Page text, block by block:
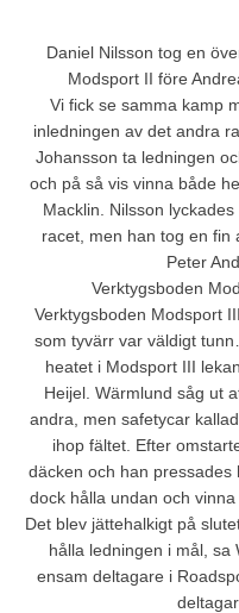
Daniel Nilsson tog en
Modsport II före
Vi fick se samma kamp
inledningen av det andra
Johansson ta ledningen
och på så vis vinna både
Macklin. Nilsson
racet, men han tog en fin
Peter
Verktygsboden
Verktygsboden Modsport
som tyvärr var väldigt
heatet i Modsport III
Heijel. Wärmlund såg ut
andra, men safetycar
ihop fältet. Efter
däcken och han
dock hålla undan och
Det blev jättehalkigt på
hålla ledningen i mål, sa
ensam deltagare i